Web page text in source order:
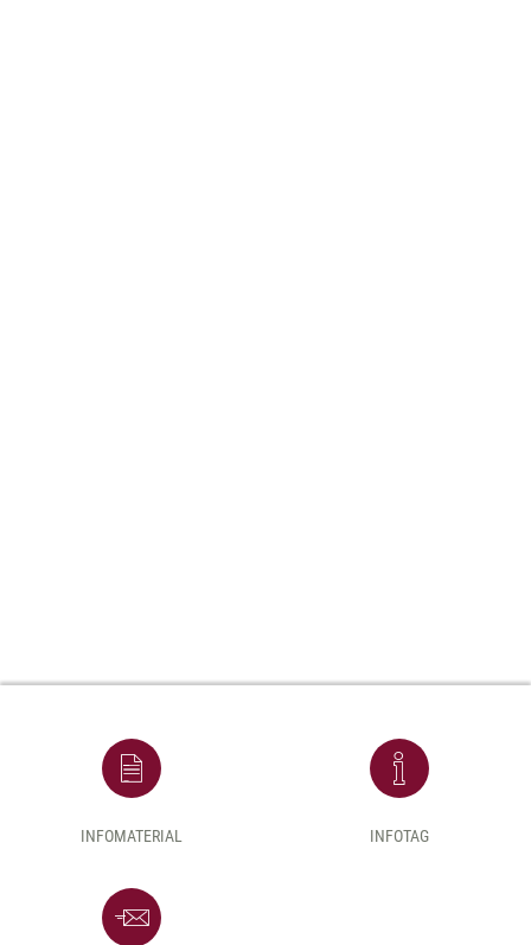
INFOMATERIAL INFOTAG